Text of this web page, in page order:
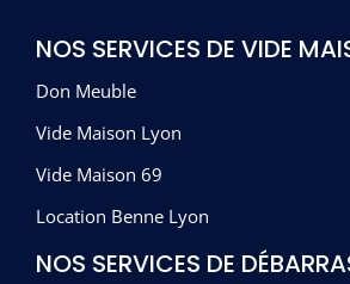
NOS SERVICES DE VIDE
Don Meuble
Vide Maison Lyon
Vide Maison 69
Location Benne Lyon
NOS SERVICES DE